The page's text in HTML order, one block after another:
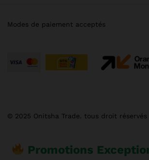
© 2025 Onitsha Trade. tous droit réservés
Modes de paiement acceptés
Promotions